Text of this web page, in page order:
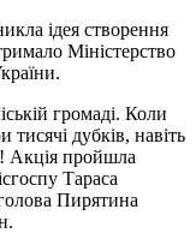
ідея створення
Міністерство
громаді. Коли
дубків, навіть
Акція пройшла
Тараса
Пирятина